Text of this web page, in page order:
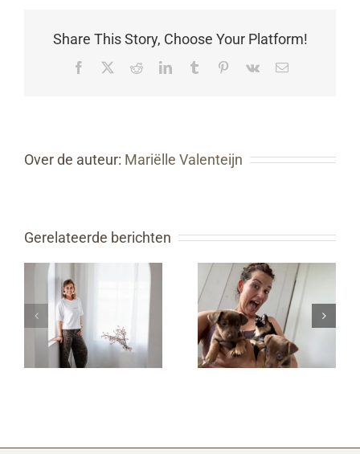
Share This Story, Choose Your Platform!
Facebook
TwitterRedditLinkedInTumblr Pinterest
Vk
E-
Over de auteur: Mariëlle Valenteijn
Gerelateerde berichten
FITGIRL 3.0
HAPPY NEW
ME?